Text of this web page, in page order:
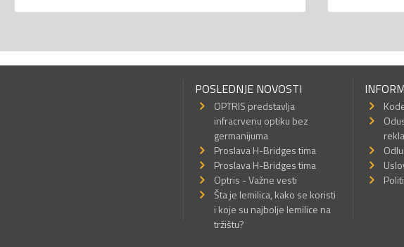
POSLEDNJE NOVOSTI
OPTRIS predstavlja
infracrvenu optiku bez
germanijuma
Proslava H-Bridges tima
Proslava H-Bridges tima
Optris - Važne vesti
Šta je lemilica, kako se koristi
i koje su najbolje lemilice na
tržištu?